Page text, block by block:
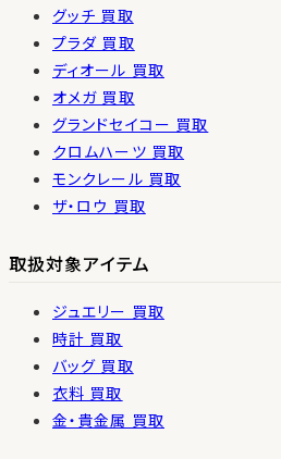
グッチ 買取
プラダ 買取
ディオール 買取
オメガ 買取
グランドセイコー 買取
クロムハーツ 買取
モンクレール 買取
ザ・ロウ 買取
取扱対象アイテム
ジュエリー 買取
時計 買取
バッグ 買取
衣料 買取
金・貴金属 買取